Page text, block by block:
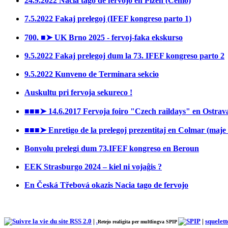
7.5.2022 Fakaj prelegoj (IFEF kongreso parto 1)
700. ■➤ UK Brno 2025 - fervoj-faka ekskurso
9.5.2022 Fakaj prelegoj dum la 73. IFEF kongreso parto 2
9.5.2022 Kunveno de Terminara sekcio
Auskultu pri fervoja sekureco !
■■■➤ 14.6.2017 Fervoja foiro "Czech raildays" en
■■■➤ Enretigo de la prelegoj prezentitaj en Colmar (maje
Bonvolu prelegi dum 73.IFEF kongreso en Beroun
EEK Strasburgo 2024 – kiel ni vojaĝis ?
En Česká Třebová okazis Nacia tago de fervojo
RSS 2.0 | .Retejo realigita per multlingva SPIP |